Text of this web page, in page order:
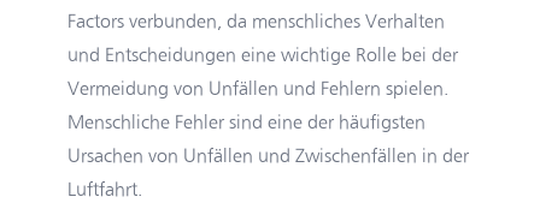
Factors verbunden, da menschliches Verhalten
und Entscheidungen eine wichtige Rolle bei der
Vermeidung von Unfällen und Fehlern spielen.
Menschliche Fehler sind eine der häufigsten
Ursachen von Unfällen und Zwischenfällen in der
Luftfahrt.